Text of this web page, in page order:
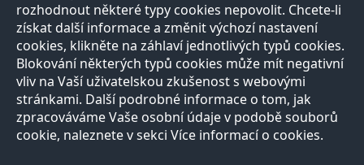
rozhodnout některé typy cookies nepovolit. Chcete-li
získat další informace a změnit výchozí nastavení
cookies, klikněte na záhlaví jednotlivých typů cookies.
Blokování některých typů cookies může mít negativní
vliv na Vaší uživatelskou zkušenost s webovými
stránkami. Další podrobné informace o tom, jak
zpracováváme Vaše osobní údaje v podobě souborů
cookie, naleznete v sekci Více informací o cookies.